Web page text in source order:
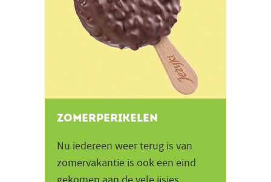
Zomerperikelen
Nu iedereen weer terug is van
zomervakantie is ook een eind